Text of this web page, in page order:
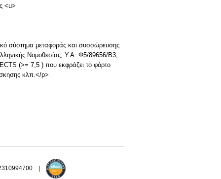
<u>
σύστημα μεταφοράς και συσσώρευσης
Νομοθεσίας, Υ.Α. Φ5/89656/Β3,
(>= 7,5 ) που εκφράζει το φόρτο
κλπ.</p>
|